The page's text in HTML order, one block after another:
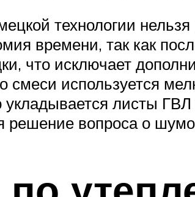
технологии
времени, так как
что исключает
используется
листы
решение вопроса о